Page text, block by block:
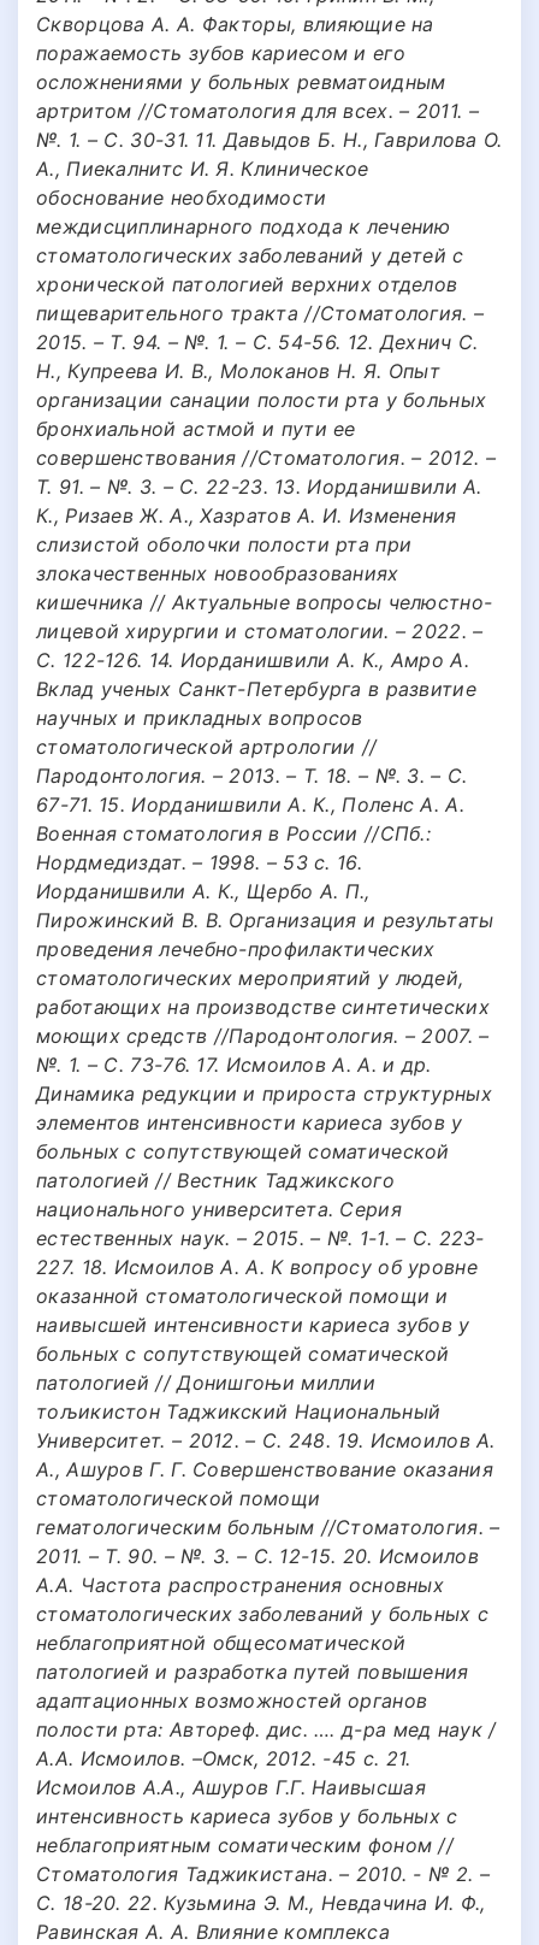
Скворцова А. А. Факторы, влияющие на
поражаемость зубов кариесом и его
осложнениями у больных ревматоидным
артритом //Стоматология для всех. – 2011. –
№. 1. – С. 30-31. 11. Давыдов Б. Н., Гаврилова О.
А., Пиекалнитс И. Я. Клиническое
обоснование необходимости
междисциплинарного подхода к лечению
стоматологических заболеваний у детей с
хронической патологией верхних отделов
пищеварительного тракта //Стоматология. –
2015. – Т. 94. – №. 1. – С. 54-56. 12. Дехнич С.
Н., Купреева И. В., Молоканов Н. Я. Опыт
организации санации полости рта у больных
бронхиальной астмой и пути ее
совершенствования //Стоматология. – 2012. –
Т. 91. – №. 3. – С. 22-23. 13. Иорданишвили А.
К., Ризаев Ж. А., Хазратов А. И. Изменения
слизистой оболочки полости рта при
злокачественных новообразованиях
кишечника // Актуальные вопросы челюстно-
лицевой хирургии и стоматологии. – 2022. –
С. 122-126. 14. Иорданишвили А. К., Амро А.
Вклад ученых Санкт-Петербурга в развитие
научных и прикладных вопросов
стоматологической артрологии //
Пародонтология. – 2013. – Т. 18. – №. 3. – С.
67-71. 15. Иорданишвили А. К., Поленс А. А.
Военная стоматология в России //СПб.:
Нордмедиздат. – 1998. – 53 c. 16.
Иорданишвили А. К., Щербо А. П.,
Пирожинский В. В. Организация и результаты
проведения лечебно-профилактических
стоматологических мероприятий у людей,
работающих на производстве синтетических
моющих средств //Пародонтология. – 2007. –
№. 1. – С. 73-76. 17. Исмоилов А. А. и др.
Динамика редукции и прироста структурных
элементов интенсивности кариеса зубов у
больных с сопутствующей соматической
патологией // Вестник Таджикского
национального университета. Серия
естественных наук. – 2015. – №. 1-1. – С. 223-
227. 18. Исмоилов А. А. К вопросу об уровне
оказанной стоматологической помощи и
наивысшей интенсивности кариеса зубов у
больных с сопутствующей соматической
патологией // Донишгоњи миллии
тољикистон Таджикский Национальный
Университет. – 2012. – С. 248. 19. Исмоилов А.
А., Ашуров Г. Г. Совершенствование оказания
стоматологической помощи
гематологическим больным //Стоматология. –
2011. – Т. 90. – №. 3. – С. 12-15. 20. Исмоилов
А.А. Частота распространения основных
стоматологических заболеваний у больных с
неблагоприятной общесоматической
патологией и разработка путей повышения
адаптационных возможностей органов
полости рта: Автореф. дис. …. д-ра мед наук /
А.А. Исмоилов. –Омск, 2012. -45 с. 21.
Исмоилов А.А., Ашуров Г.Г. Наивысшая
интенсивность кариеса зубов у больных с
неблагоприятным соматическим фоном //
Стоматология Таджикистана. – 2010. - № 2. –
С. 18-20. 22. Кузьмина Э. М., Невдачина И. Ф.,
Равинская А. А. Влияние комплекса